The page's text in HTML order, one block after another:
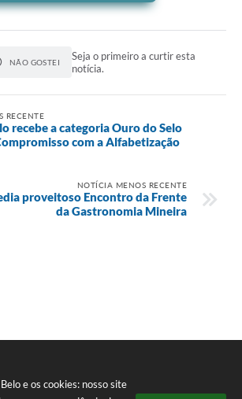
e os cookies: nosso site
NÃO GOSTEI
Seja o primeiro a curtir esta
notícia.
RECENTE
recebe a categoria Ouro do Selo
com a Alfabetização
NOTÍCIA MENOS RECENTE
proveitoso Encontro da Frente
da Gastronomia Mineira